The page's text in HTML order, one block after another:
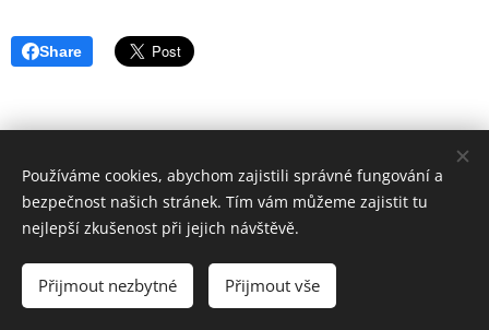
Share
Používáme cookies, abychom zajistili správné fungování a
bezpečnost našich stránek. Tím vám můžeme zajistit tu
nejlepší zkušenost při jejich návštěvě.
Přijmout nezbytné Přijmout vše